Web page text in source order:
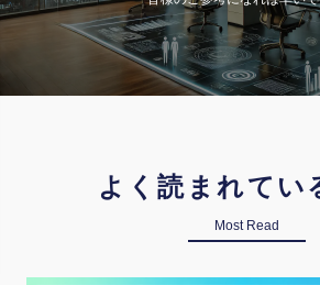
よく読まれてい
Most Read